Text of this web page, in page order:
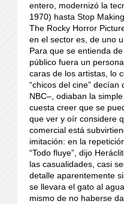
entero, modernizó la
1970) hasta Stop
The Rocky Horror
en el sector es, de uno
Para que se entienda
público fuera un
caras de los artistas, lo
“chicos del cine”
NBC–, odiaban la
cuesta creer que se
que ver y oír considere
comercial está
imitación: en la
“Todo fluye”, dijo
las casualidades, casi
detalle aparentemente
se llevara el gato al
mismo de no haberse